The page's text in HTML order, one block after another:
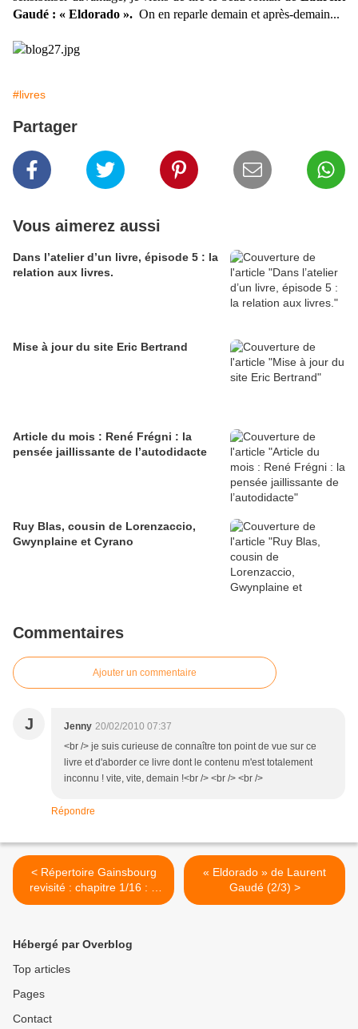
Gaudé : « Eldorado ». On en reparle demain et après-demain...
#livres
Partager
Vous aimerez aussi
Dans l’atelier d’un livre, épisode 5 : la
relation aux livres.
Mise à jour du site Eric Bertrand
Article du mois : René Frégni : la
pensée jaillissante de l’autodidacte
Ruy Blas, cousin de Lorenzaccio,
Gwynplaine et Cyrano
Commentaires
Ajouter un commentaire
J Jenny 20/02/2010 07:37
<br /> je suis curieuse de connaître ton point de vue sur ce
livre et d'aborder ce livre dont le contenu m'est totalement
inconnu ! vite, vite, demain !<br /> <br /> <br />
Répondre
< Répertoire Gainsbourg
revisité : chapitre 1/16 : «
Elisa »
« Eldorado » de Laurent
Gaudé (2/3) >
Hébergé par Overblog
Top articles
Pages
Contact